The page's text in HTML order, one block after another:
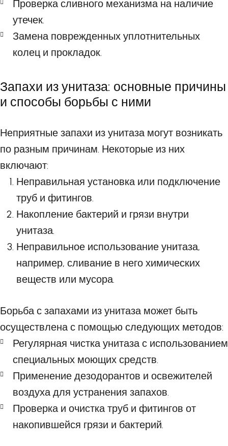
Проверка сливного механизма на наличие
утечек.
Замена поврежденных уплотнительных
колец и прокладок.
Запахи из унитаза: основные причины
и способы борьбы с ними
Неприятные запахи из унитаза могут возникать
по разным причинам. Некоторые из них
включают:
Неправильная установка или подключение
труб и фитингов.
Накопление бактерий и грязи внутри
унитаза.
Неправильное использование унитаза,
например, сливание в него химических
веществ или мусора.
Борьба с запахами из унитаза может быть
осуществлена с помощью следующих методов:
Регулярная чистка унитаза с использованием
специальных моющих средств.
Применение дезодорантов и освежителей
воздуха для устранения запахов.
Проверка и очистка труб и фитингов от
накопившейся грязи и бактерий.